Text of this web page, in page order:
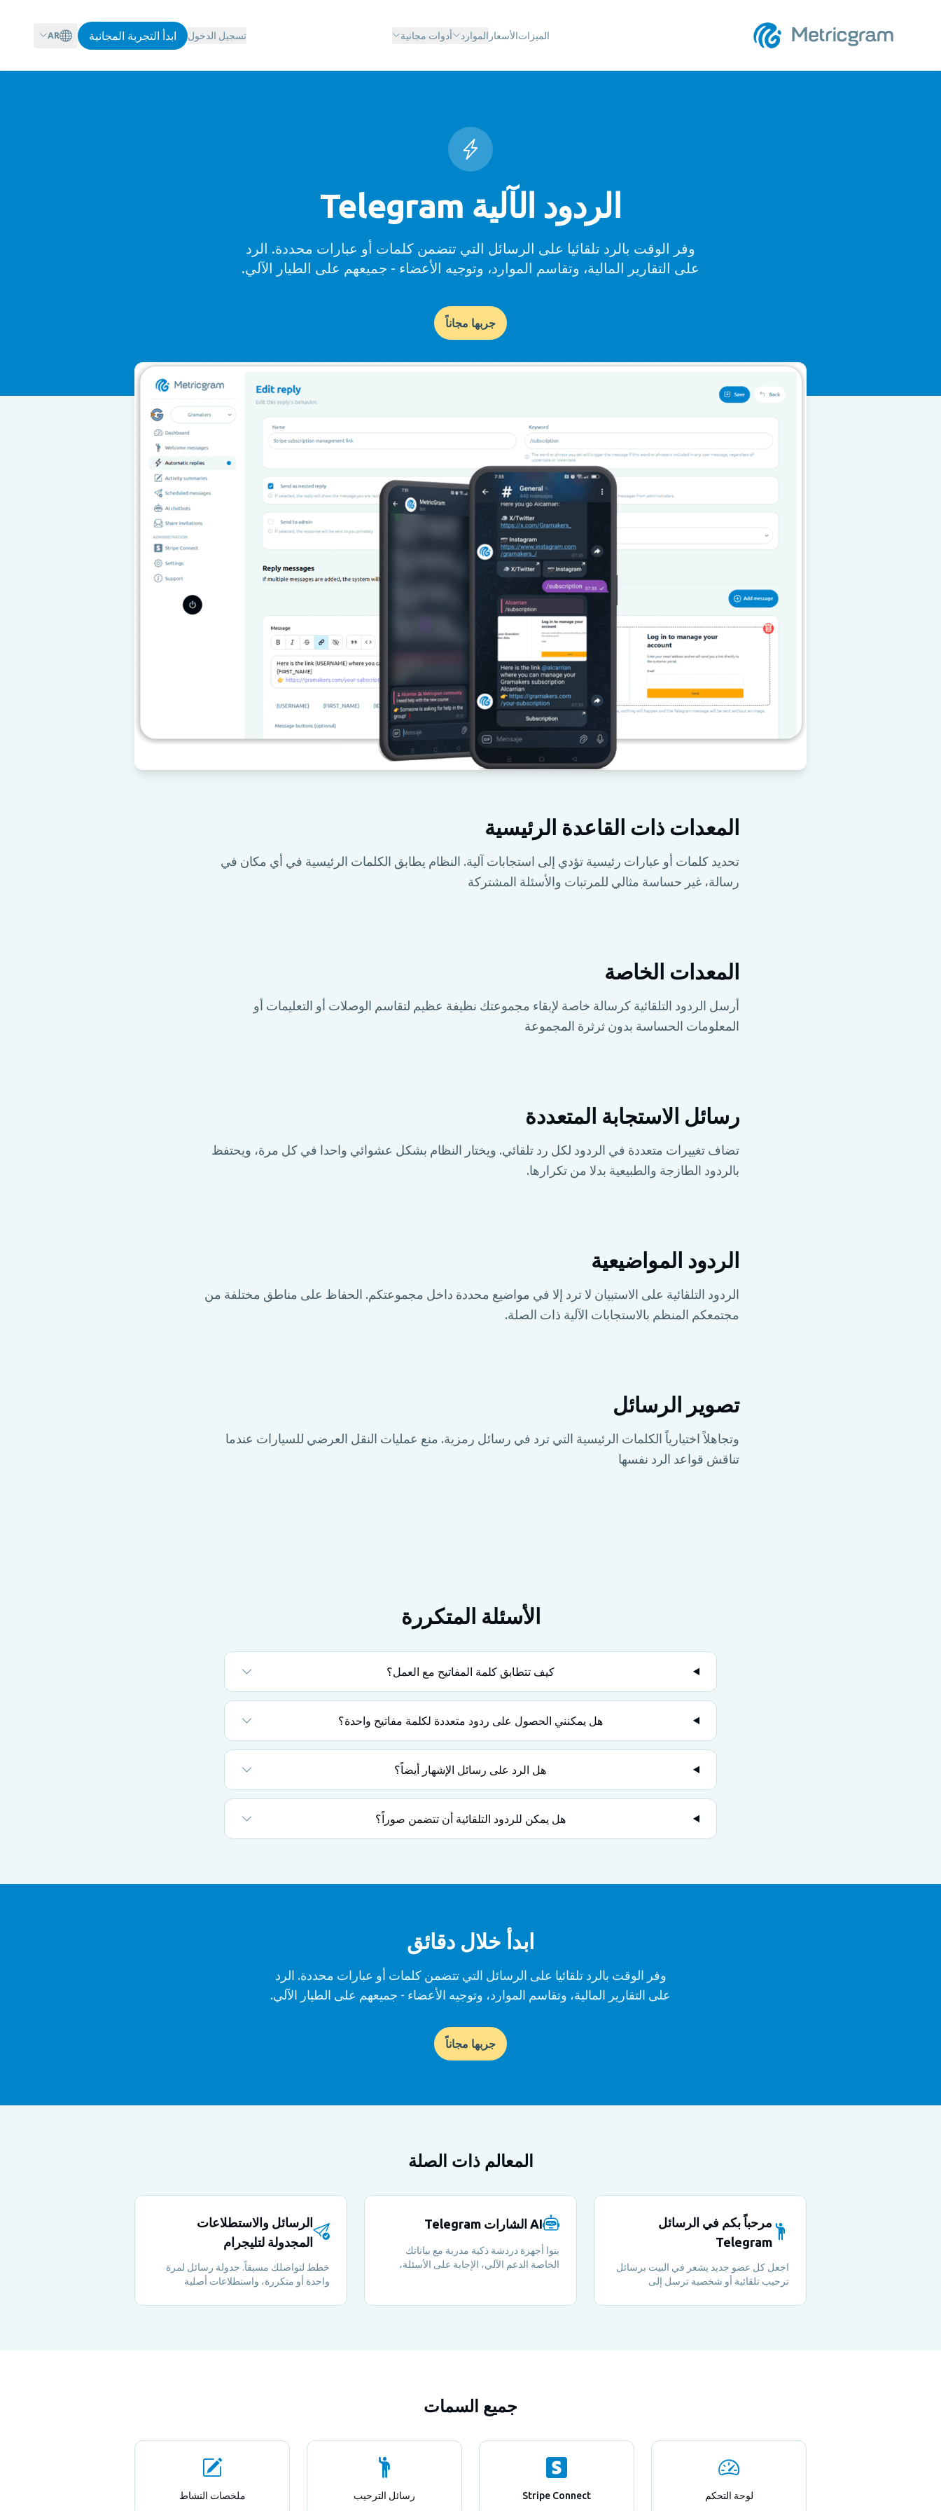
الميزاتالأسعار الموارد أدوات مجانية تسجيل الدخول ابدأ التجربة المجانية AR
الردود الآلية Telegram
وفر الوقت بالرد تلقائيا على الرسائل التي تتضمن كلمات أو عبارات محددة. الرد
على التقارير المالية، وتقاسم الموارد، وتوجيه الأعضاء - جميعهم على الطيار الآلي.
جربها مجاناً
المعدات ذات القاعدة الرئيسية
تحديد كلمات أو عبارات رئيسية تؤدي إلى استجابات آلية. النظام يطابق الكلمات الرئيسية في أي مكان في
رسالة، غير حساسة مثالي للمرتبات والأسئلة المشتركة
المعدات الخاصة
أرسل الردود التلقائية كرسالة خاصة لإبقاء مجموعتك نظيفة عظيم لتقاسم الوصلات أو التعليمات أو
المعلومات الحساسة بدون ثرثرة المجموعة
رسائل الاستجابة المتعددة
تضاف تغييرات متعددة في الردود لكل رد تلقائي. ويختار النظام بشكل عشوائي واحدا في كل مرة، ويحتفظ
بالردود الطازجة والطبيعية بدلا من تكرارها.
الردود المواضيعية
الردود التلقائية على الاستبيان لا ترد إلا في مواضيع محددة داخل مجموعتكم. الحفاظ على مناطق مختلفة من
مجتمعكم المنظم بالاستجابات الآلية ذات الصلة.
تصوير الرسائل
وتجاهلاً اختيارياً الكلمات الرئيسية التي ترد في رسائل رمزية. منع عمليات النقل العرضي للسيارات عندما
تناقش قواعد الرد نفسها
الأسئلة المتكررة
كيف تتطابق كلمة المفاتيح مع العمل؟
هل يمكنني الحصول على ردود متعددة لكلمة مفاتيح واحدة؟
هل الرد على رسائل الإشهار أيضاً؟
هل يمكن للردود التلقائية أن تتضمن صوراً؟
ابدأ خلال دقائق
وفر الوقت بالرد تلقائيا على الرسائل التي تتضمن كلمات أو عبارات محددة. الرد
على التقارير المالية، وتقاسم الموارد، وتوجيه الأعضاء - جميعهم على الطيار الآلي.
جربها مجاناً
المعالم ذات الصلة
مرحباً بكم في الرسائل
Telegram
اجعل كل عضو جديد يشعر في البيت برسائل
ترحيب تلقائية أو شخصية ترسل إلى
أي جهد يدوي.
AI الشارات Telegram
بنوا أجهزة دردشة ذكية مدربة مع بياناتك
الخاصة الدعم الآلي، الإجابة على الأسئلة،
الرسائل والاستطلاعات
المجدولة لتليجرام
خطط لتواصلك مسبقاً. جدولة رسائل لمرة
واحدة أو متكررة، واستطلاعات أصلية
حتى عندما تكون غير متصل.
جميع السمات
لوحة التحكم Stripe Connect رسائل الترحيب ملخصات النشاط